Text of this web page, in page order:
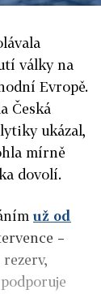
války na
Evropě.
Česká
ukázal,
mírně
dovolí.
už od
–